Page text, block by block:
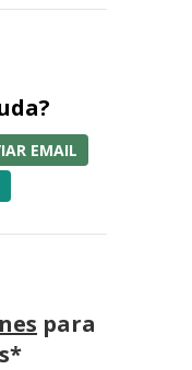
EMAIL
para